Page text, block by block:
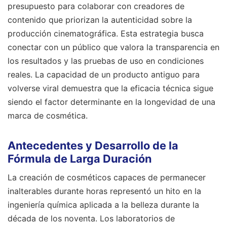
presupuesto para colaborar con creadores de
contenido que priorizan la autenticidad sobre la
producción cinematográfica. Esta estrategia busca
conectar con un público que valora la transparencia en
los resultados y las pruebas de uso en condiciones
reales. La capacidad de un producto antiguo para
volverse viral demuestra que la eficacia técnica sigue
siendo el factor determinante en la longevidad de una
marca de cosmética.
Antecedentes y Desarrollo de la
Fórmula de Larga Duración
La creación de cosméticos capaces de permanecer
inalterables durante horas representó un hito en la
ingeniería química aplicada a la belleza durante la
década de los noventa. Los laboratorios de